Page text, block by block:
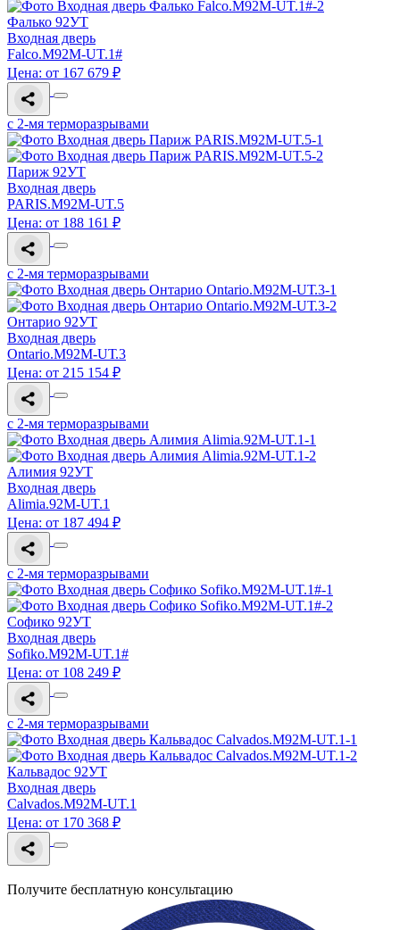
Фалько 92УТ
Входная дверь
Falco.M92M-UT.1#
Цена: от 167 679 ₽
с 2-мя терморазрывами
Париж 92УТ
Входная дверь
PARIS.M92M-UT.5
Цена: от 188 161 ₽
с 2-мя терморазрывами
Онтарио 92УТ
Входная дверь
Ontario.M92M-UТ.3
Цена: от 215 154 ₽
с 2-мя терморазрывами
Алимия 92УТ
Входная дверь
Alimia.92M-UT.1
Цена: от 187 494 ₽
с 2-мя терморазрывами
Софико 92УТ
Входная дверь
Sofiko.M92M-UT.1#
Цена: от 108 249 ₽
с 2-мя терморазрывами
Кальвадос 92УТ
Входная дверь
Calvados.M92M-UT.1
Цена: от 170 368 ₽
Получите бесплатную консультацию